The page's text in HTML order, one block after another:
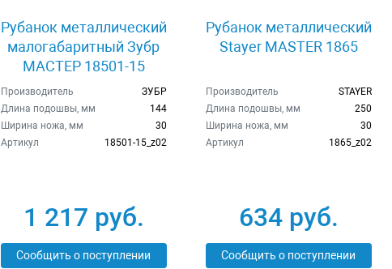
Рубанок металлический
малогабаритный Зубр
МАСТЕР 18501-15
Производитель
ЗУБР
Длина подошвы, мм
144
Ширина ножа, мм
30
Артикул
18501-15_z02
1 217 руб.
Сообщить о поступлении
Рубанок металлический
Stayer MASTER 1865
Производитель
STAYER
Длина подошвы, мм
250
Ширина ножа, мм
30
Артикул
1865_z02
634 руб.
Сообщить о поступлении